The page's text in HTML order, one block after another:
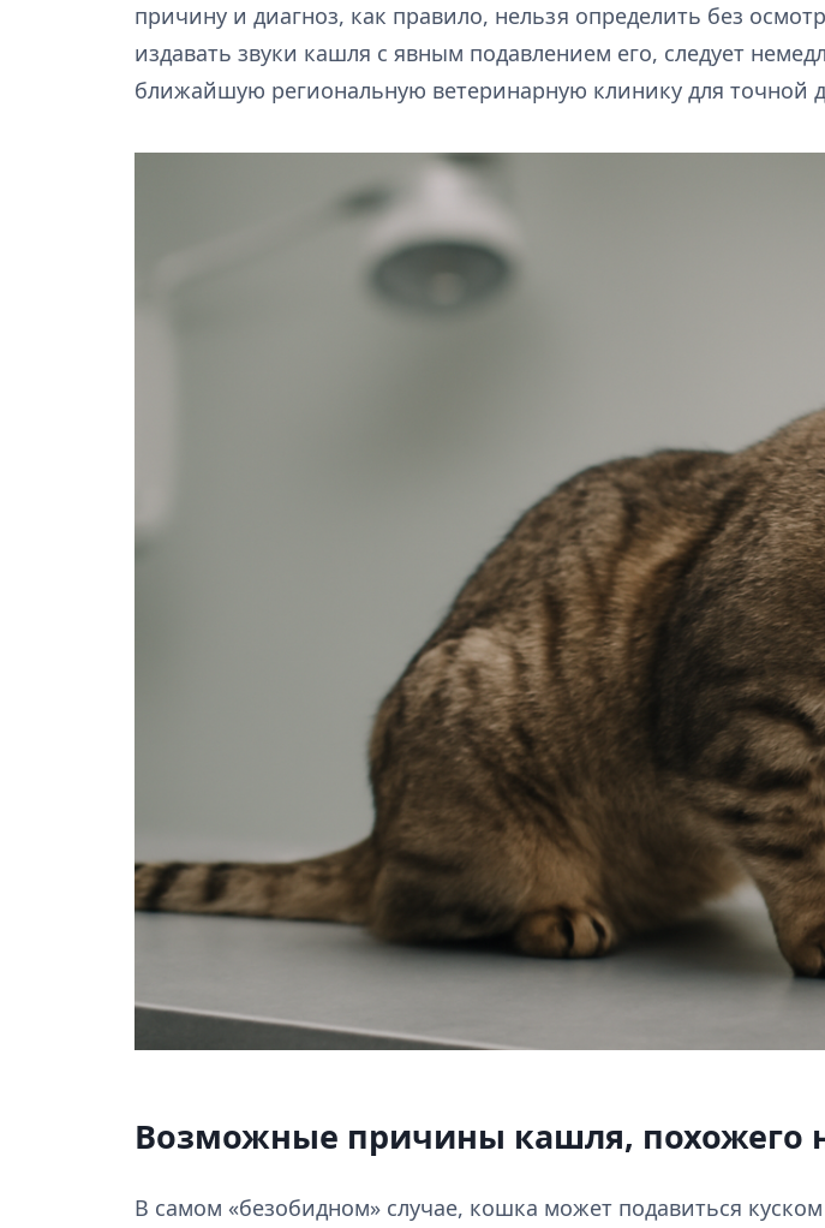
причину и диагноз, как правило, нельзя определить без
издавать звуки кашля с явным подавлением его, следует
ближайшую региональную ветеринарную клинику для точной
Возможные причины кашля, похожего
В самом «безобидном» случае, кошка может подавиться